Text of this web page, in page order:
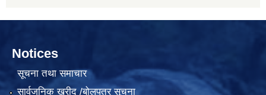
Notices
सूचना तथा समाचार
सार्वजनिक खरीद /बोलपत्र सूचना